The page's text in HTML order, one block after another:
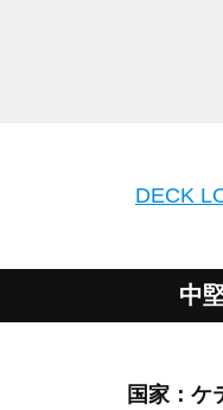
DECK
中
国家：ケ